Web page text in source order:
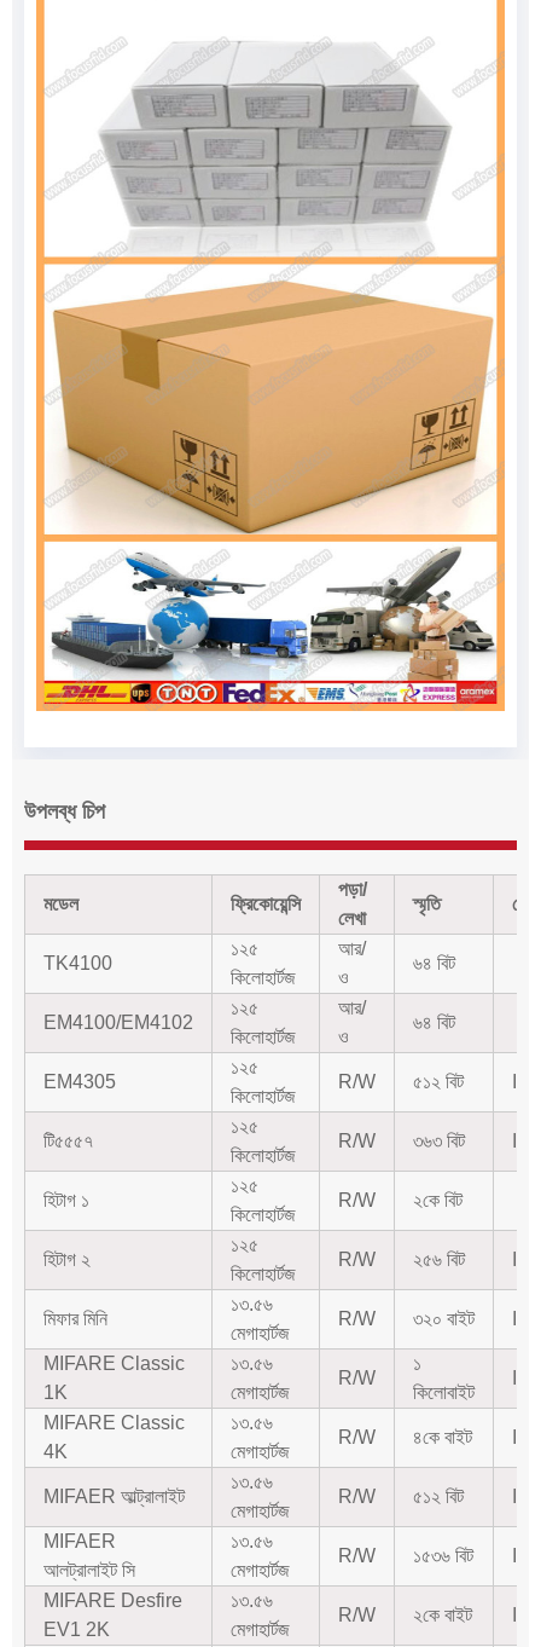
উপলব্ধ চিপ
মডেল ফ্রিকোয়েন্সি
পড়া/
লেখা
স্মৃতি
TK4100
১২৫
কিলোহার্টজ
আর/
ও
৬৪ বিট
EM4100/EM4102
১২৫
কিলোহার্টজ
আর/
ও
৬৪ বিট
EM4305
১২৫
কিলোহার্টজ
R/W ৫১২ বিট
টি৫৫৫৭
১২৫
কিলোহার্টজ
R/W ৩৬৩ বিট
হিটাগ ১
১২৫
কিলোহার্টজ
R/W ২কে বিট
হিটাগ ২
১২৫
কিলোহার্টজ
R/W ২৫৬ বিট
মিফার মিনি
১৩.৫৬
মেগাহার্টজ
R/W ৩২০ বাইট
MIFARE Classic
1K
১৩.৫৬
মেগাহার্টজ
R/W
১
কিলোবাইট
MIFARE Classic
4K
১৩.৫৬
মেগাহার্টজ
R/W ৪কে বাইট
MIFAER আল্ট্রালাইট
১৩.৫৬
মেগাহার্টজ
R/W ৫১২ বিট
MIFAER
আলট্রালাইট সি
১৩.৫৬
মেগাহার্টজ
R/W ১৫৩৬ বিট
MIFARE Desfire
EV1 2K
১৩.৫৬
মেগাহার্টজ
R/W ২কে বাইট